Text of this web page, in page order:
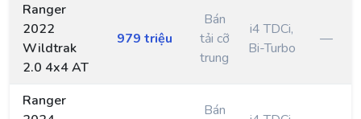
Ranger
2022
Wildtrak
2.0 4x4 AT
979 triệu
Bán
tải cỡ
trung
i4 TDCi,
Bi-Turbo
—
Ranger
Bán